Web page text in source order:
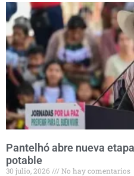
Pantelhó abre nueva
potable
30 julio, 2026 No hay comentarios